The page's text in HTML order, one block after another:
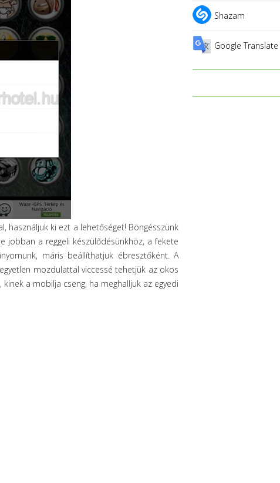
használjuk ki ezt a lehetőséget! Böngésszünk
jobban a reggeli készülődésünkhöz, a fekete
máris beállíthatjuk ébresztőként. A
mozdulattal viccessé tehetjük az okos
a mobilja cseng, ha meghalljuk az egyedi
Shazam
Google Translate